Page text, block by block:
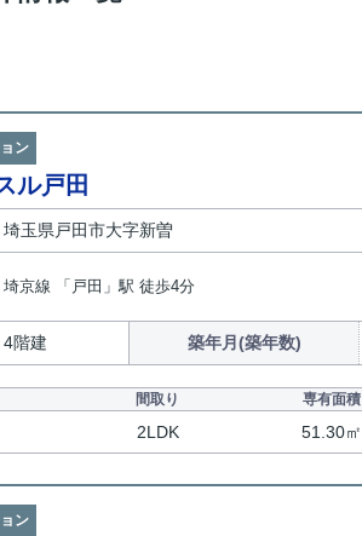
ン
ル戸田
埼玉県戸田市大字新曽
埼京線 「戸田」駅 徒歩4分
4階建 築年月(築年数)
間取り 専有面積
2LDK 51.30㎡
ン